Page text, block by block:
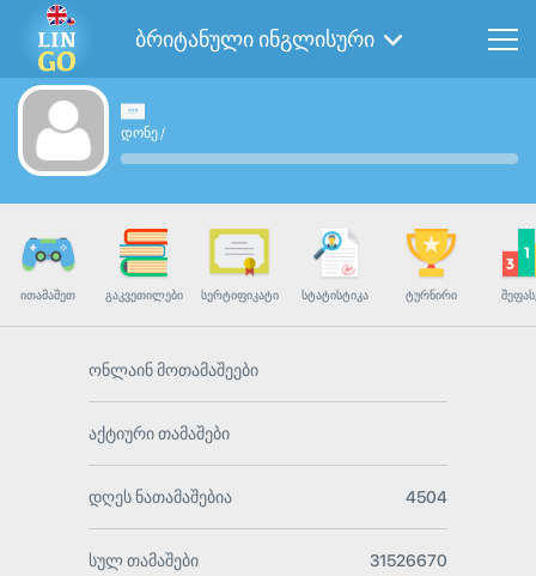
ბრიტანული ინგლისური
დონე/
ᲘᲗᲐᲛᲐᲨᲔᲗ ᲒᲐᲙᲕᲔᲗᲘᲚᲔᲑᲘ ᲡᲔᲠᲢᲘᲤᲘᲙᲐᲢᲘ ᲡᲢᲐᲢᲘᲡᲢᲘᲙᲐ ᲢᲣᲠᲜᲘᲠᲘ
ონლაინ მოთამაშეები
აქტიური თამაშები
დღეს ნათამაშებია 4504
სულ თამაშები 31526670